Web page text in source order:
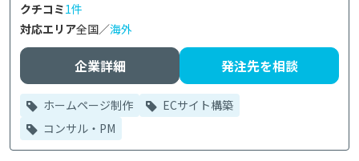
クチコミ1件
対応エリア全国／海外
企業詳細 発注先を相談
ホームページ制作
ECサイト構築
コンサル・PM